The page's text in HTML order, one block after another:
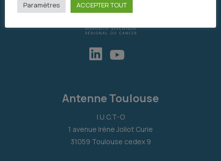
Antenne Toulouse
I.U.C.T-O
1 avenue Irène Joliot Curie
31059 Toulouse cedex 9
Paramètres ACCEPTER TOUT